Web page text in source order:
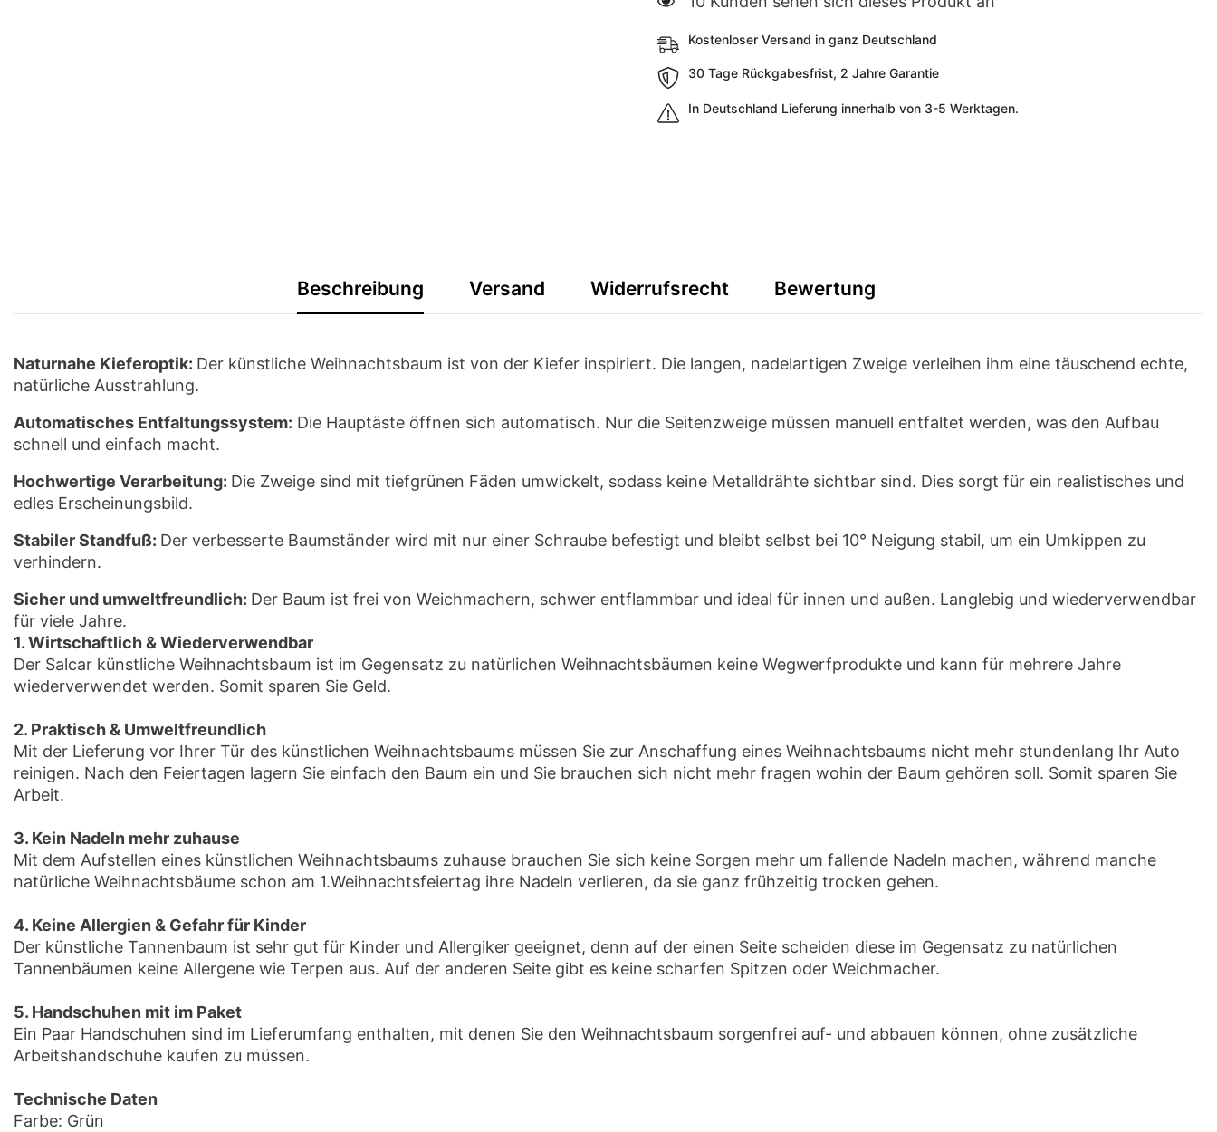
Kostenloser Versand in ganz Deutschland
30 Tage Rückgabesfrist, 2 Jahre Garantie
In Deutschland Lieferung innerhalb von 3-5 Werktagen.
Beschreibung Versand Widerrufsrecht Bewertung
Naturnahe Kieferoptik: Der künstliche Weihnachtsbaum ist von der Kiefer inspiriert. Die langen, nadelartigen Zweige verleihen ihm eine täuschend echte,
natürliche Ausstrahlung.
Automatisches Entfaltungssystem: Die Hauptäste öffnen sich automatisch. Nur die Seitenzweige müssen manuell entfaltet werden, was den Aufbau
schnell und einfach macht.
Hochwertige Verarbeitung: Die Zweige sind mit tiefgrünen Fäden umwickelt, sodass keine Metalldrähte sichtbar sind. Dies sorgt für ein realistisches und
edles Erscheinungsbild.
Stabiler Standfuß: Der verbesserte Baumständer wird mit nur einer Schraube befestigt und bleibt selbst bei 10° Neigung stabil, um ein Umkippen zu
verhindern.
Sicher und umweltfreundlich: Der Baum ist frei von Weichmachern, schwer entflammbar und ideal für innen und außen. Langlebig und wiederverwendbar
für viele Jahre.
1. Wirtschaftlich & Wiederverwendbar
Der Salcar künstliche Weihnachtsbaum ist im Gegensatz zu natürlichen Weihnachtsbäumen keine Wegwerfprodukte und kann für mehrere Jahre
wiederverwendet werden. Somit sparen Sie Geld.
2. Praktisch & Umweltfreundlich
Mit der Lieferung vor Ihrer Tür des künstlichen Weihnachtsbaums müssen Sie zur Anschaffung eines Weihnachtsbaums nicht mehr stundenlang Ihr Auto
reinigen. Nach den Feiertagen lagern Sie einfach den Baum ein und Sie brauchen sich nicht mehr fragen wohin der Baum gehören soll. Somit sparen Sie
Arbeit.
3. Kein Nadeln mehr zuhause
Mit dem Aufstellen eines künstlichen Weihnachtsbaums zuhause brauchen Sie sich keine Sorgen mehr um fallende Nadeln machen, während manche
natürliche Weihnachtsbäume schon am 1.Weihnachtsfeiertag ihre Nadeln verlieren, da sie ganz frühzeitig trocken gehen.
4. Keine Allergien & Gefahr für Kinder
Der künstliche Tannenbaum ist sehr gut für Kinder und Allergiker geeignet, denn auf der einen Seite scheiden diese im Gegensatz zu natürlichen
Tannenbäumen keine Allergene wie Terpen aus. Auf der anderen Seite gibt es keine scharfen Spitzen oder Weichmacher.
5. Handschuhen mit im Paket
Ein Paar Handschuhen sind im Lieferumfang enthalten, mit denen Sie den Weihnachtsbaum sorgenfrei auf- und abbauen können, ohne zusätzliche
Arbeitshandschuhe kaufen zu müssen.
Technische Daten
Farbe: Grün